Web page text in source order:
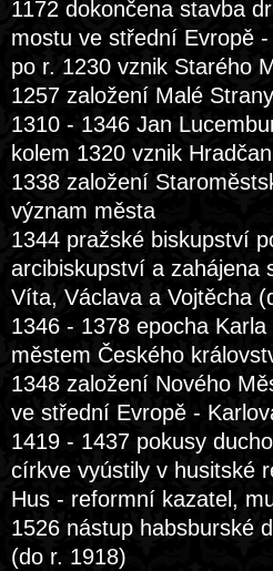
1172 dokončena stavba
mostu ve střední Evropě
po r. 1230 vznik Starého
1257 založení Malé Strany
1310 - 1346 Jan
kolem 1320 vznik Hradčan
1338 založení
význam města
1344 pražské biskupství
arcibiskupství a zahájena
Víta, Václava a Vojtěcha
1346 - 1378 epocha
městem Českého
1348 založení Nového
ve střední Evropě -
1419 - 1437 pokusy
církve vyústily v husitské
Hus - reformní kazatel,
1526 nástup habsburské
(do r. 1918)